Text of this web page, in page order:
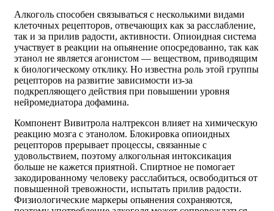
Алкоголь способен связываться с несколькими видами
клеточных рецепторов, отвечающих как за расслабление,
так и за прилив радости, активности. Опиоидная система
участвует в реакции на опьянение опосредованно, так как
этанол не является агонистом — веществом, приводящим
к биологическому отклику. Но известна роль этой группы
рецепторов на развитие зависимости из-за
подкрепляющего действия при повышении уровня
нейромедиатора дофамина.
Компонент Вивитрола налтрексон влияет на химическую
реакцию мозга с этанолом. Блокировка опиоидных
рецепторов прерывает процессы, связанные с
удовольствием, поэтому алкогольная интоксикация
больше не кажется приятной. Спиртное не помогает
закодированному человеку расслабиться, освободиться от
повышенной тревожности, испытать прилив радости.
Физиологические маркеры опьянения сохраняются,